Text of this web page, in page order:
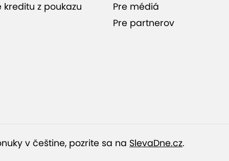
kreditu z poukazu
Pre médiá
Pre partnerov
v češtine, pozrite sa na SlevaDne.cz.